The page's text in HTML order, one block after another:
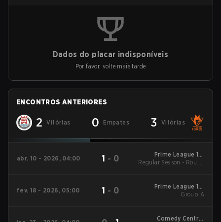
Dados do placar indisponíveis
Por favor, volte mais tarde
ENCONTROS ANTERIORES
2 Vitórias 0 Empates 3 Vitórias
abr. 10 - 2026, 04:00 1 - 0
Prime League 1st
Division - Prime
Regular Season - Round
fev. 18 - 2026, 05:00 1 - 0
Prime League 1st
Division Winter 2026
Group A
Comedy Central